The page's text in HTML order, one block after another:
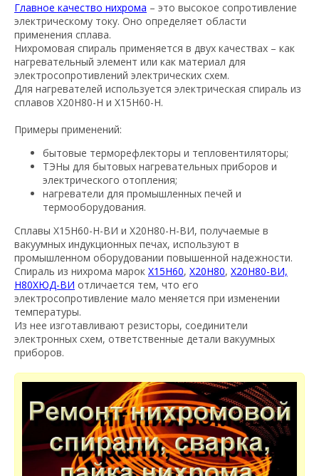
Главное качество нихрома – это высокое сопротивление
электрическому току. Оно определяет области
применения сплава.
Нихромовая спираль применяется в двух качествах – как
нагревательный элемент или как материал для
электросопротивлений электрических схем.
Для нагревателей используется электрическая спираль из
сплавов Х20Н80-Н и Х15Н60-Н.
Примеры применений:
бытовые терморефлекторы и тепловентиляторы;
ТЭНы для бытовых нагревательных приборов и
электрического отопления;
нагреватели для промышленных печей и
термооборудования.
Сплавы Х15Н60-Н-ВИ и Х20Н80-Н-ВИ, получаемые в
вакуумных индукционных печах, используют в
промышленном оборудовании повышенной надежности.
Спираль из нихрома марок Х15Н60, Х20Н80, Х20Н80-ВИ,
Н80ХЮД-ВИ отличается тем, что его
электросопротивление мало меняется при изменении
температуры.
Из нее изготавливают резисторы, соединители
электронных схем, ответственные детали вакуумных
приборов.